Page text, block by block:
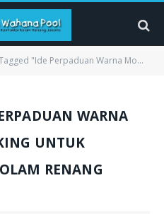
Perpaduan Warna Mozaik dan Decking untuk Mempercantik Kolam Renang"
WARNA
UNTUK
RENANG